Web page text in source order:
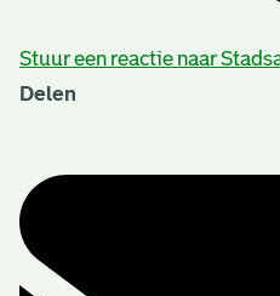
Stuur een reactie naar
Delen